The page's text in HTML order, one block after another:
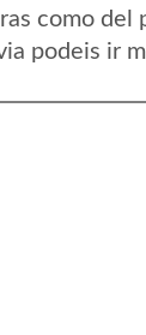
como del
podeis ir